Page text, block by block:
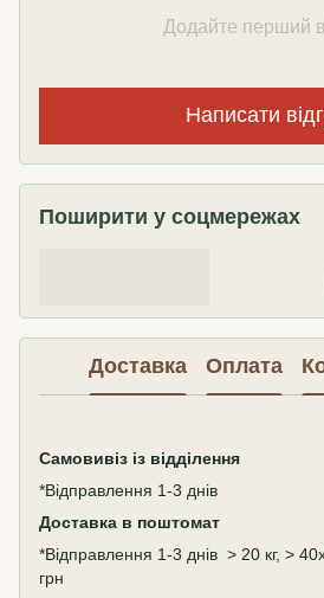
Додайте перший
Написати
Поширити у соцмережах
Доставка Оплата
Самовивіз із відділення
*Відправлення 1-3 днів
Доставка в поштомат
*Відправлення 1-3 днів > 20 кг, >
грн